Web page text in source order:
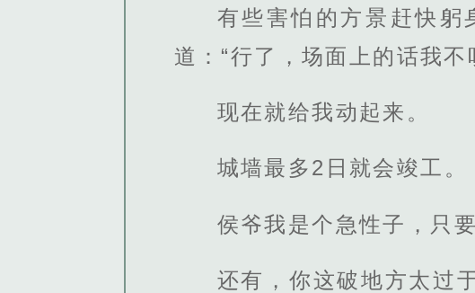
有些害怕的方景赶快躬
道：“行了，场面上的话我不
现在就给我动起来。
城墙最多2日就会竣工。
侯爷我是个急性子，只
还有，你这破地方太过